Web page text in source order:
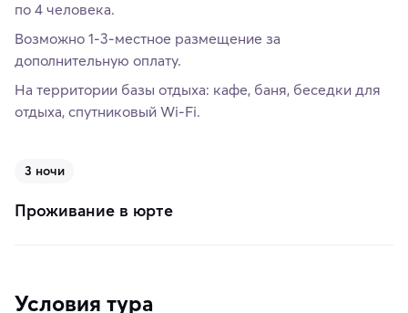
по 4 человека.
Возможно 1-3-местное размещение за
дополнительную оплату.
На территории базы отдыха: кафе, баня, беседки для
отдыха, спутниковый Wi-Fi.
3 ночи
Проживание в юрте
Условия тура